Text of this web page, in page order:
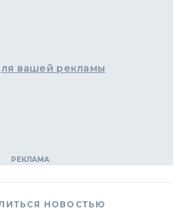
вашей рекламы
НОВОСТЬЮ